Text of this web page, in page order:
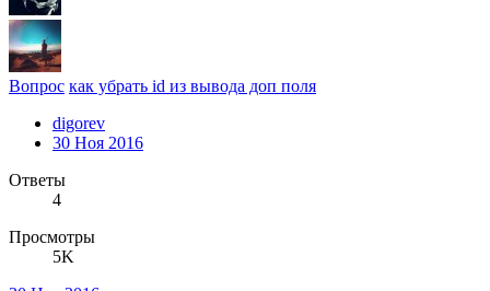
Вопрос как убрать id из вывода доп поля
digorev
30 Ноя 2016
Ответы
4
Просмотры
5K